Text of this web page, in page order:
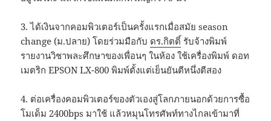
3. ได้เงินจากคอมพิวเตอร์เป็นครั้งแรกเมื่อสมัย season
change (ม.ปลาย) โดยร่วมมือกับ ดร.กิตติ์ รับจ้างพิมพ์
รายงานวิชาพละศึกษาของเพื่อนๆ ในห้อง ใช้เครื่องพิมพ์ ดอท
เมตริก EPSON LX-800 พิมพ์ตั้งแต่เย็นยันตีหนึ่งตีสอง
4. ต่อเครื่องคอมพิวเตอร์ของตัวเองสู่โลกภายนอกด้วยการซื้อ
โมเด็ม 2400bps มาใช้ แล้วหมุนโทรศัพท์ทางไกลเข้ามาที่